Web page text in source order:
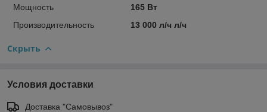
Мощность
165 Вт
Производительность
13 000 л/ч л/ч
Скрыть
Условия доставки
Доставка "Самовывоз"